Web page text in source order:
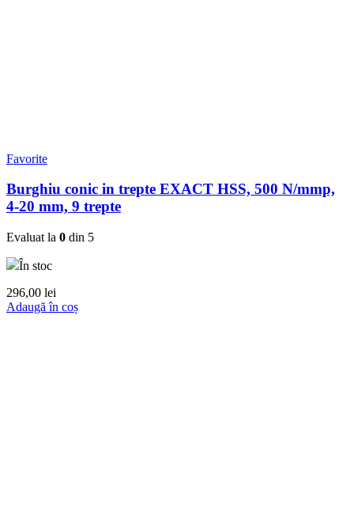
Favorite
Burghiu conic in trepte EXACT HSS, 500 N/mmp,
4-20 mm, 9 trepte
Evaluat la 0 din 5
În stoc
296,00 lei
Adaugă în coș